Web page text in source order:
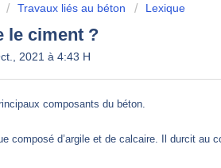
Travaux liés au béton Lexique
le ciment ?
2021 à 4:43 H
composants du béton.
composé d’argile et de calcaire. Il durcit au